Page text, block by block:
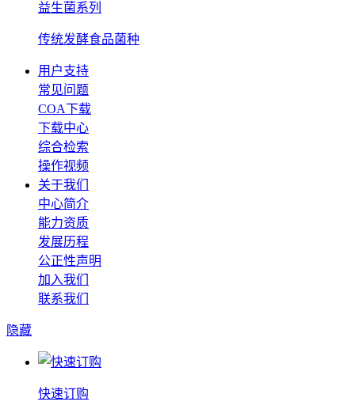
益生菌系列
传统发酵食品菌种
用户支持
常见问题
COA下载
下载中心
综合检索
操作视频
关于我们
中心简介
能力资质
发展历程
公正性声明
加入我们
联系我们
隐藏
快速订购